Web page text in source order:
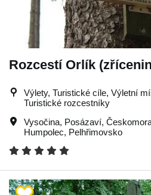
Rozcestí Orlík
Výlety, Turistické cíle, Výletní
Turistické rozcestníky
Vysočina, Posázaví,
Humpolec, Pelhřimovsko